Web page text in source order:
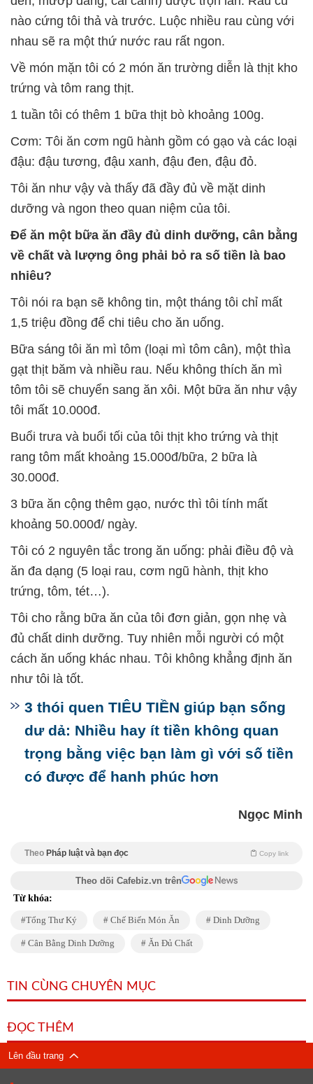
nào cứng tôi thả và trước. Luộc nhiều rau cùng với
nhau sẽ ra một thứ nước rau rất ngon.
Về món mặn tôi có 2 món ăn trường diễn là thịt kho
trứng và tôm rang thịt.
1 tuần tôi có thêm 1 bữa thịt bò khoảng 100g.
Cơm: Tôi ăn cơm ngũ hành gồm có gạo và các loại
đậu: đậu tương, đậu xanh, đậu đen, đậu đỏ.
Tôi ăn như vậy và thấy đã đầy đủ về mặt dinh
dưỡng và ngon theo quan niệm của tôi.
Để ăn một bữa ăn đầy đủ dinh dưỡng, cân bằng
về chất và lượng ông phải bỏ ra số tiền là bao
nhiêu?
Tôi nói ra bạn sẽ không tin, một tháng tôi chỉ mất
1,5 triệu đồng để chi tiêu cho ăn uống.
Bữa sáng tôi ăn mì tôm (loại mì tôm cân), một thìa
gạt thịt băm và nhiều rau. Nếu không thích ăn mì
tôm tôi sẽ chuyển sang ăn xôi. Một bữa ăn như vậy
tôi mất 10.000đ.
Buổi trưa và buổi tối của tôi thịt kho trứng và thịt
rang tôm mất khoảng 15.000đ/bữa, 2 bữa là
30.000đ.
3 bữa ăn cộng thêm gạo, nước thì tôi tính mất
khoảng 50.000đ/ ngày.
Tôi có 2 nguyên tắc trong ăn uống: phải điều độ và
ăn đa dạng (5 loại rau, cơm ngũ hành, thịt kho
trứng, tôm, tét…).
Tôi cho rằng bữa ăn của tôi đơn giản, gọn nhẹ và
đủ chất dinh dưỡng. Tuy nhiên mỗi người có một
cách ăn uống khác nhau. Tôi không khẳng định ăn
như tôi là tốt.
3 thói quen TIÊU TIỀN giúp bạn sống
dư dả: Nhiều hay ít tiền không quan
trọng bằng việc bạn làm gì với số tiền
có được để hanh phúc hơn
Ngọc Minh
Theo Pháp luật và bạn đọc Copy link
Theo dõi Cafebiz.vn trên
Từ khóa:
Tổng Thư Ký Chế Biến Món Ăn Dinh Dưỡng
Cân Bằng Dinh Dưỡng Ăn Đủ Chất
TIN CÙNG CHUYÊN MỤC
ĐỌC THÊM
Lên đầu trang